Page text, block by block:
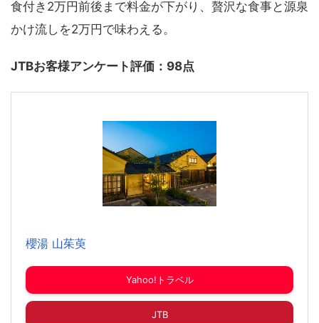
食付き2万円前後まで料金が下がり、贅沢な食事と源泉
かけ流しを2万円で味わえる。
JTBお客様アンケート評価：98点
櫻湯 山茱萸
Yahoo!トラベル
JTB